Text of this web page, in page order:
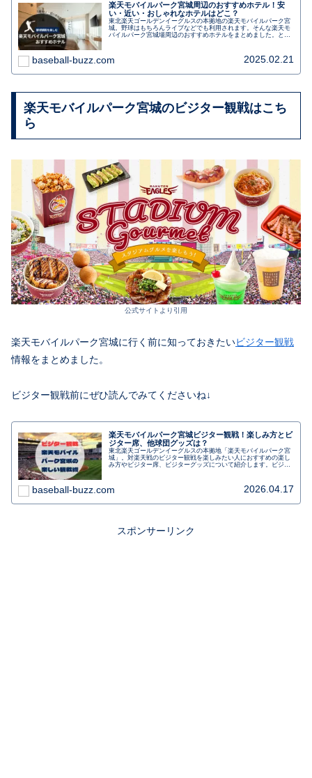
楽天モバイルパーク宮城周辺のおすすめホテル！安
い・近い・おしゃれなホテルはどこ？
東北楽天ゴールデンイーグルスの本拠地の楽天モバイルパーク宮
城。野球はもちろんライブなどでも利用されます。そんな楽天モ
バイルパーク宮城場周辺のおすすめホテルをまとめました。とに
baseball-buzz.com 2025.02.21
楽天モバイルパーク宮城のビジター観戦はこち
ら
公式サイトより引用
楽天モバイルパーク宮城に行く前に知っておきたいビジター観戦
情報をまとめました。
ビジター観戦前にぜひ読んでみてくださいね↓
楽天モバイルパーク宮城ビジター観戦！楽しみ方とビ
ジター席、他球団グッズは？
東北楽天ゴールデンイーグルスの本拠地「楽天モバイルパーク宮
城」。対楽天戦のビジター観戦を楽しみたい人におすすめの楽し
み方やビジター席、ビジターグッズについて紹介します。ビジタ
baseball-buzz.com 2026.04.17
スポンサーリンク